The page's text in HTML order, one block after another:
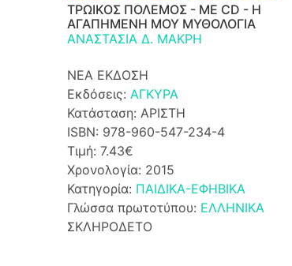
ΤΡΩΙΚΟΣ ΠΟΛΕΜΟΣ - ΜΕ CD - Η
ΑΓΑΠΗΜΕΝΗ ΜΟΥ ΜΥΘΟΛΟΓΙΑ
ΑΝΑΣΤΑΣΙΑ Δ. ΜΑΚΡΗ
ΝΕΑ ΕΚΔΟΣΗ
Εκδόσεις: ΑΓΚΥΡΑ
Κατάσταση: ΑΡΙΣΤΗ
ISBN: 978-960-547-234-4
Τιμή: 7.43€
Χρονολογία: 2015
Κατηγορία: ΠΑΙΔΙΚΑ-ΕΦΗΒΙΚΑ
Γλώσσα πρωτοτύπου: ΕΛΛΗΝΙΚΑ
ΣΚΛΗΡΟΔΕΤΟ